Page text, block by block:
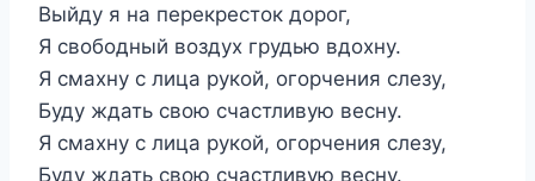
Выйду я на перекресток дорог,
Я свободный воздух грудью вдохну.
Я смахну с лица рукой, огорчения слезу,
Буду ждать свою счастливую весну.
Я смахну с лица рукой, огорчения слезу,
Буду ждать свою счастливую весну.